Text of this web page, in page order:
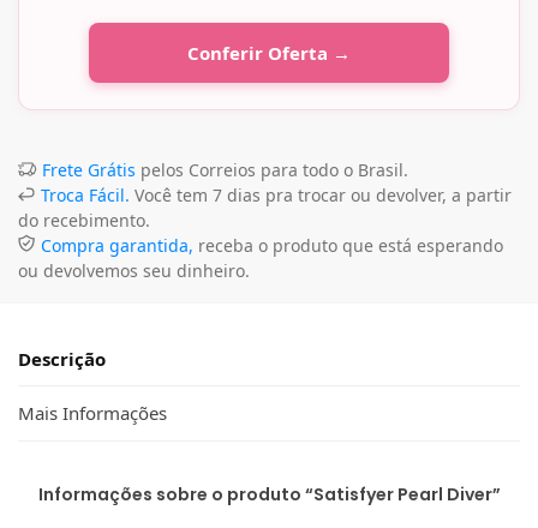
Conferir Oferta →
Frete Grátis pelos Correios para todo o Brasil.
Troca Fácil. Você tem 7 dias pra trocar ou devolver, a partir
do recebimento.
Compra garantida, receba o produto que está esperando
ou devolvemos seu dinheiro.
Descrição
Mais Informações
Informações sobre o produto “Satisfyer Pearl Diver”